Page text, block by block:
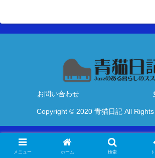
お問い合わせ
Copyright © 2020 青猫日記 All
メニュー ホーム 検索